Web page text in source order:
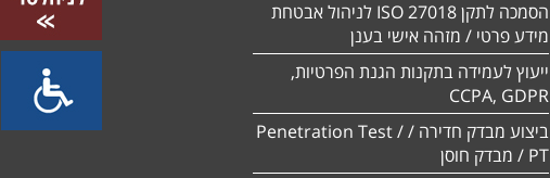
הסמכה לתקן ISO 27018 לניהול אבטחת
מידע פרטי / מזהה אישי בענן
ייעוץ לעמידה בתקנות הגנת הפרטיות,
CCPA, GDPR
ביצוע מבדק חדירה / Penetration Test /
PT / מבדק חוסן